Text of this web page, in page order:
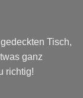
Tisch,
ganz
richtig!